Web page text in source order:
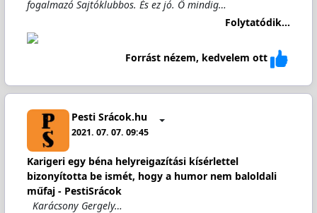
fogalmazó Sajtóklubbos. És ez jó. Ő mindig…
Folytatódik...
Forrást nézem, kedvelem ott
Pesti Srácok.hu
2021. 07. 07. 09:45
Karigeri egy béna helyreigazítási kísérlettel
bizonyította be ismét, hogy a humor nem baloldali
műfaj - PestiSrácok
Karácsony Gergely…